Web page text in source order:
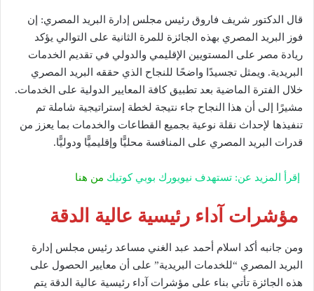
قال الدكتور شريف فاروق رئيس مجلس إدارة البريد المصري: إن
فوز البريد المصري بهذه الجائزة للمرة الثانية على التوالي يؤكد
ريادة مصر على المستويين الإقليمي والدولي في تقديم الخدمات
البريدية. ويمثل تجسيدًا واضحًا للنجاح الذي حققه البريد المصري
خلال الفترة الماضية بعد تطبيق كافة المعايير الدولية على الخدمات.
مشيرًا إلى أن هذا النجاح جاء نتيجة لخطة إستراتيجية شاملة تم
تنفيذها لإحداث نقلة نوعية بجميع القطاعات والخدمات بما يعزز من
قدرات البريد المصري على المنافسة محليًّا وإقليميًّا ودوليًّا.
إقرأ المزيد عن: تستهدف نيويورك بوبي كوتيك من هنا
مؤشرات آداء رئيسية عالية الدقة
ومن جانبه أكد اسلام أحمد عبد الغني مساعد رئيس مجلس إدارة
البريد المصري “للخدمات البريدية” على أن معايير الحصول على
هذه الجائزة تأتي بناء على مؤشرات آداء رئيسية عالية الدقة يتم